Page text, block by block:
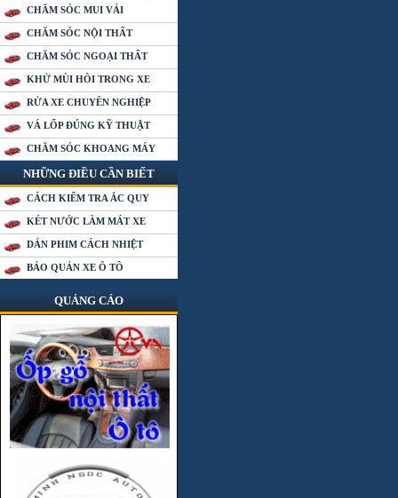
CHĂM SÓC MUI VẢI
CHĂM SÓC NỘI THẤT
CHĂM SÓC NGOẠI THẤT
KHỬ MÙI HÔI TRONG XE
RỬA XE CHUYÊN NGHIỆP
VÁ LỐP ĐÚNG KỸ THUẬT
CHĂM SÓC KHOANG MÁY
NHỮNG ĐIỀU CẦN BIẾT
CÁCH KIỂM TRA ẮC QUY
KÉT NƯỚC LÀM MÁT XE
DÁN PHIM CÁCH NHIỆT
BẢO QUẢN XE Ô TÔ
QUẢNG CÁO